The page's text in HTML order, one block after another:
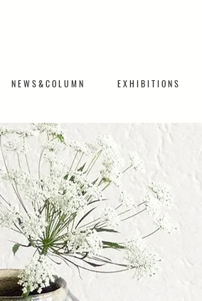
N E W S & C O L U M N ​E X H I B I T I O N S